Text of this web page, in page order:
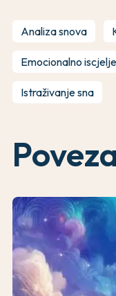
Analiza snova
Emocionalno
Istraživanje sna